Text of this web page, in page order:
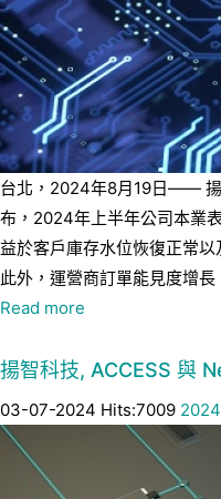
台北，2024年8月19日——
布，2024年上半年公司本業
益於客戶庫存水位恢復正常
此外，運營商訂單能見度增
Read more
揚智科技, ACCESS 與
03-07-2024 Hits:7009